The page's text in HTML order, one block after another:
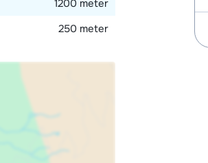
1200 meter
250 meter